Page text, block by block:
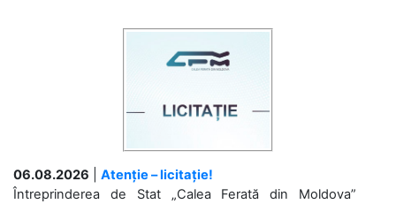
06.08.2026
Atenție – licitație!
Întreprinderea de Stat „Calea Ferată din Moldova”